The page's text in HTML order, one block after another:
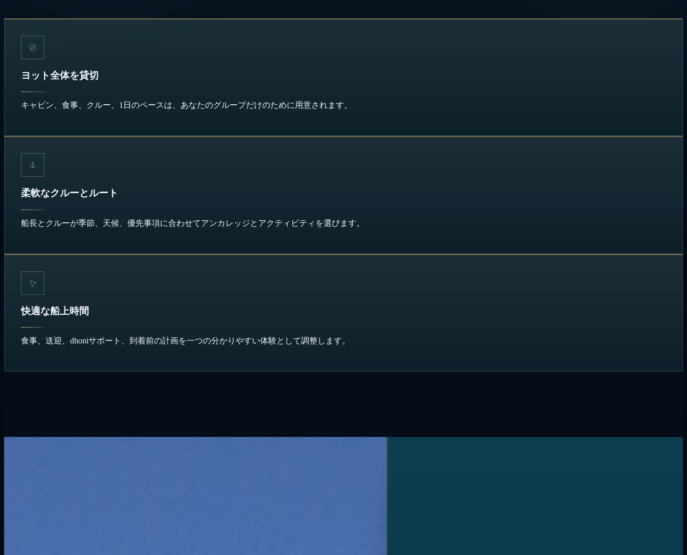
ヨット全体を貸切
キャビン、食事、クルー、1日のペースは、あなたのグループだけのために用意されます。
柔軟なクルーとルート
船長とクルーが季節、天候、優先事項に合わせてアンカレッジとアクティビティを選びます。
快適な船上時間
食事、送迎、dhoniサポート、到着前の計画を一つの分かりやすい体験として調整します。